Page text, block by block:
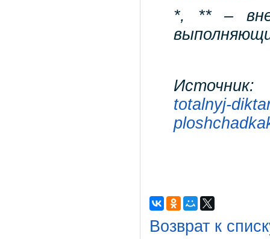
*, ** –
totalnyj-
Возврат к